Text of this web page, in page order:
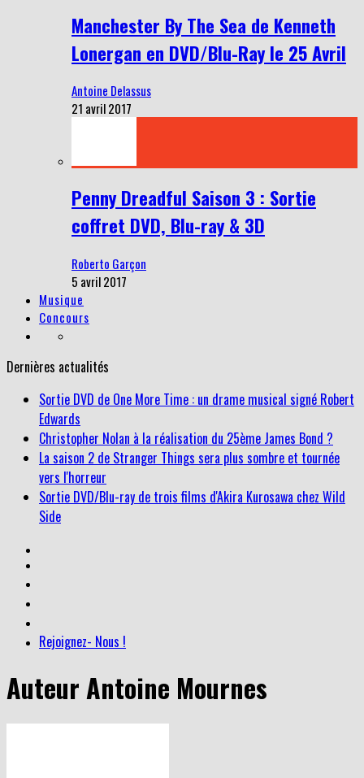
Manchester By The Sea de Kenneth
Lonergan en DVD/Blu-Ray le 25 Avril
Antoine Delassus
21 avril 2017
Penny Dreadful Saison 3 : Sortie
coffret DVD, Blu-ray & 3D
Roberto Garçon
5 avril 2017
Musique
Concours
Dernières actualités
Sortie DVD de One More Time : un drame musical signé Robert
Edwards
Christopher Nolan à la réalisation du 25ème James Bond ?
La saison 2 de Stranger Things sera plus sombre et tournée
vers l'horreur
Sortie DVD/Blu-ray de trois films d'Akira Kurosawa chez Wild
Side
Rejoignez- Nous !
Auteur Antoine Mournes